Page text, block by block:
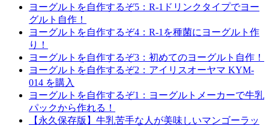
ヨーグルトを自作するぞ5：R-1ドリンクタイプでヨー
グルト自作！
ヨーグルトを自作するぞ4：R-1を種菌にヨーグルト作
り！
ヨーグルトを自作するぞ3：初めてのヨーグルト自作！
ヨーグルトを自作するぞ2：アイリスオーヤマ KYM-
014 を購入
ヨーグルトを自作するぞ1：ヨーグルトメーカーで牛乳
パックから作れる！
【永久保存版】牛乳苦手な人が美味しいマンゴーラッ